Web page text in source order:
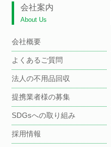
会社案内
About Us
会社概要
よくあるご質問
法人の不用品回収
提携業者様の募集
SDGsへの取り組み
採用情報